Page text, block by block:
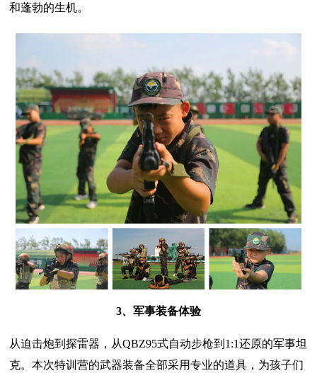
和蓬勃的生机。
3、军事装备体验
从迫击炮到探雷器，从QBZ95式自动步枪到1:1还原的军事坦
克。本次特训营的武器装备全部采用专业的道具，为孩子们